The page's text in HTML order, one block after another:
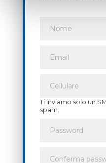
Ti inviamo solo un
spam.